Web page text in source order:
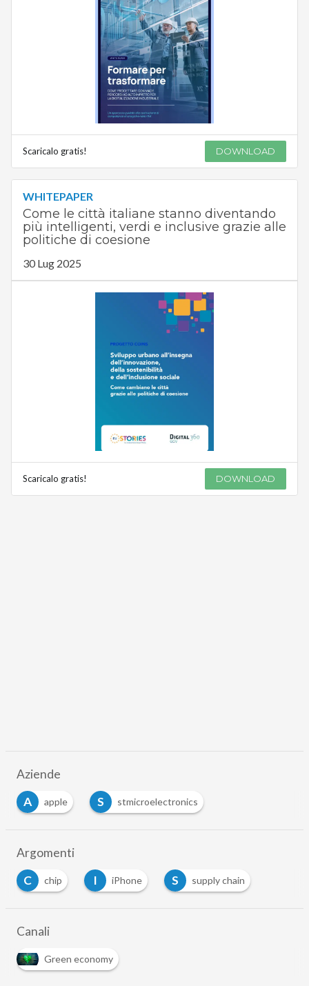
Scaricalo gratis! DOWNLOAD
WHITEPAPER
Come le città italiane stanno diventando
più intelligenti, verdi e inclusive grazie alle
politiche di coesione
30 Lug 2025
Scaricalo gratis! DOWNLOAD
Aziende
A
apple S
stmicroelectronics
Argomenti
C
chip I iPhone S
supply chain
Canali
Green economy